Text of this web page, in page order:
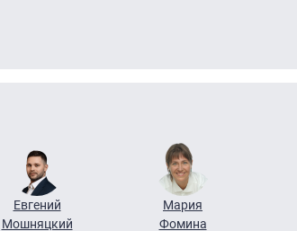
Евгений
Мошняцкий
Мария
Фомина